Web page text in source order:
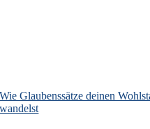
Wie Glaubenssätze deinen
wandelst